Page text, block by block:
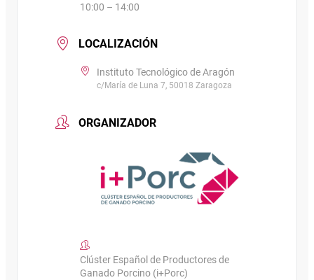
10:00 – 14:00
LOCALIZACIÓN
Instituto Tecnológico de Aragón
c/María de Luna 7, 50018 Zaragoza
ORGANIZADOR
Clúster Español de Productores de
Ganado Porcino (i+Porc)